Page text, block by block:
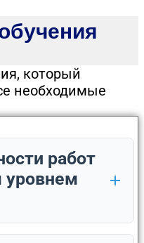
который
необходимые
работ